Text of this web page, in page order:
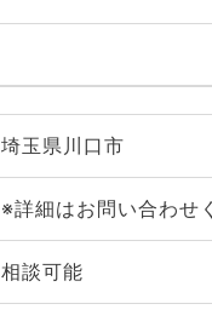
埼玉県川口市
※詳細はお問い合わせ
相談可能